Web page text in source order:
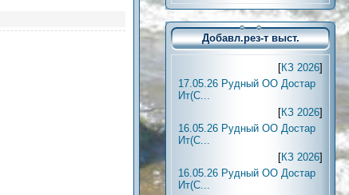
Добавл.рез-т выст.
[КЗ 2026]
17.05.26 Рудный ОО Достар
Ит(С...
[КЗ 2026]
16.05.26 Рудный ОО Достар
Ит(С...
[КЗ 2026]
16.05.26 Рудный ОО Достар
Ит(С...